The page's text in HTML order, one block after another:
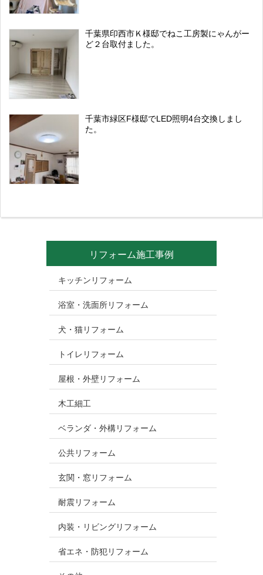
千葉県印西市Ｋ様邸でねこ工房製にゃんがー
ど２台取付ました。
千葉市緑区F様邸でLED照明4台交換しまし
た。
リフォーム施工事例
キッチンリフォーム
浴室・洗面所リフォーム
犬・猫リフォーム
トイレリフォーム
屋根・外壁リフォーム
木工細工
ベランダ・外構リフォーム
公共リフォーム
玄関・窓リフォーム
耐震リフォーム
内装・リビングリフォーム
省エネ・防犯リフォーム